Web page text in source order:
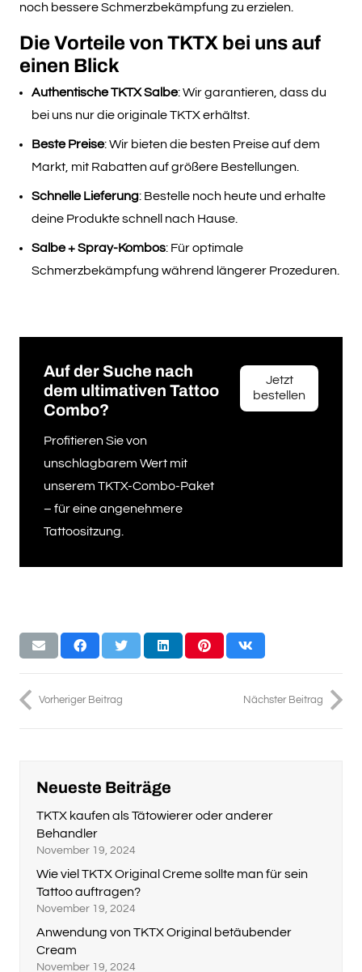
noch bessere Schmerzbekämpfung zu erzielen.
Die Vorteile von TKTX bei uns auf
einen Blick
Authentische TKTX Salbe: Wir garantieren, dass du
bei uns nur die originale TKTX erhältst.
Beste Preise: Wir bieten die besten Preise auf dem
Markt, mit Rabatten auf größere Bestellungen.
Schnelle Lieferung: Bestelle noch heute und erhalte
deine Produkte schnell nach Hause.
Salbe + Spray-Kombos: Für optimale
Schmerzbekämpfung während längerer Prozeduren.
Auf der Suche nach
dem ultimativen Tattoo
Combo?
Profitieren Sie von
unschlagbarem Wert mit
unserem TKTX-Combo-Paket
– für eine angenehmere
Tattoositzung.
Jetzt
bestellen
Vorheriger Beitrag Nächster Beitrag
Neueste Beiträge
TKTX kaufen als Tätowierer oder anderer
Behandler
November 19, 2024
Wie viel TKTX Original Creme sollte man für sein
Tattoo auftragen?
November 19, 2024
Anwendung von TKTX Original betäubender
Cream
November 19, 2024